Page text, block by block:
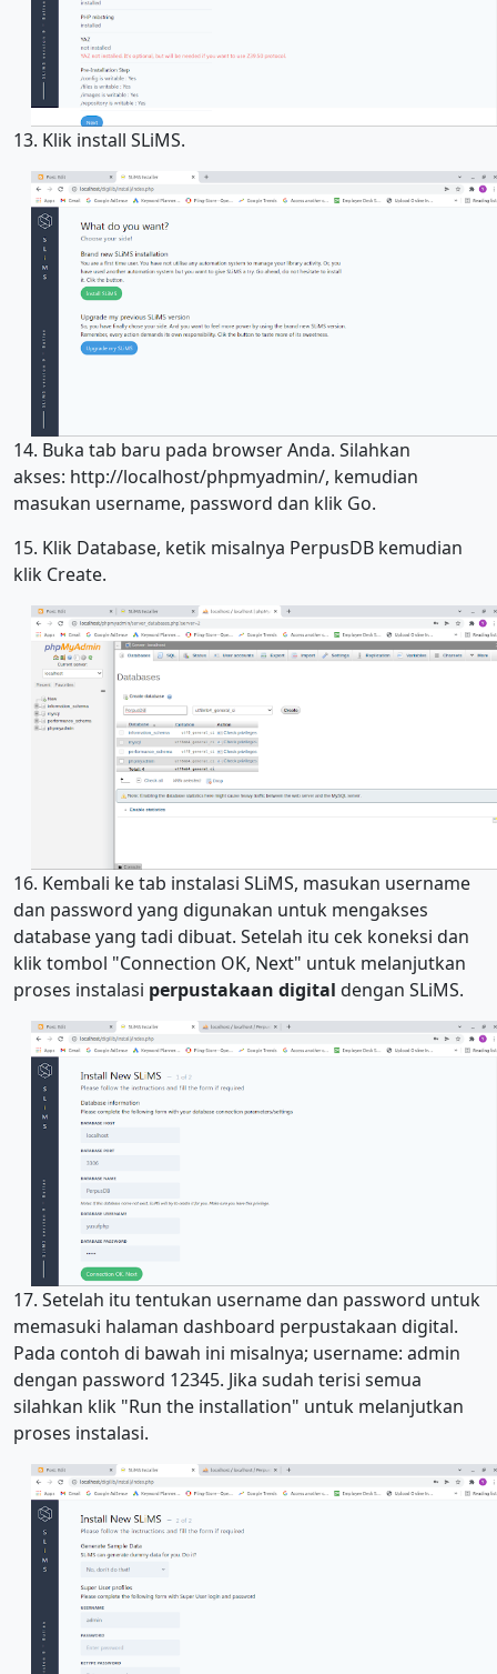
13. Klik install SLiMS.
14. Buka tab baru pada browser Anda. Silahkan
akses: http://localhost/phpmyadmin/, kemudian
masukan username, password dan klik Go.
15. Klik Database, ketik misalnya PerpusDB kemudian
klik Create.
16. Kembali ke tab instalasi SLiMS, masukan username
dan password yang digunakan untuk mengakses
database yang tadi dibuat. Setelah itu cek koneksi dan
klik tombol "Connection OK, Next" untuk melanjutkan
proses instalasi perpustakaan digital dengan SLiMS.
17. Setelah itu tentukan username dan password untuk
memasuki halaman dashboard perpustakaan digital.
Pada contoh di bawah ini misalnya; username: admin
dengan password 12345. Jika sudah terisi semua
silahkan klik "Run the installation" untuk melanjutkan
proses instalasi.